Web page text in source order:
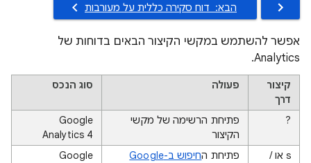
הבא: ‫ דוח סקירה כללית על מעורבות
אפשר להשתמש במקשי הקיצור הבאים בדוחות של
Analytics.
קיצור
דרך
פעולה סוג הנכס
?
פתיחת הרשימה של מקשי
הקיצור
Google
Analytics 4
‫s או /
פתיחת ה
חיפוש ב-Google
Google